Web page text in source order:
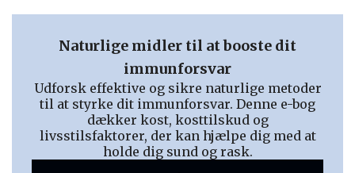
Naturlige midler til at booste dit
immunforsvar
Udforsk effektive og sikre naturlige metoder
til at styrke dit immunforsvar. Denne e-bog
dækker kost, kosttilskud og
livsstilsfaktorer, der kan hjælpe dig med at
holde dig sund og rask.